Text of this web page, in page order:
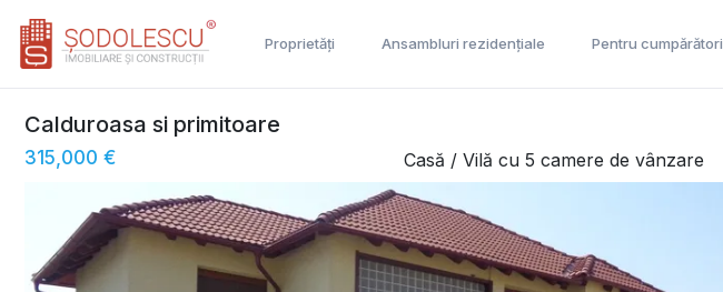
Proprietăți Ansambluri rezidențiale Pentru cumpărători
Calduroasa si primitoare
315,000 € Casă / Vilă cu 5 camere de vânzare